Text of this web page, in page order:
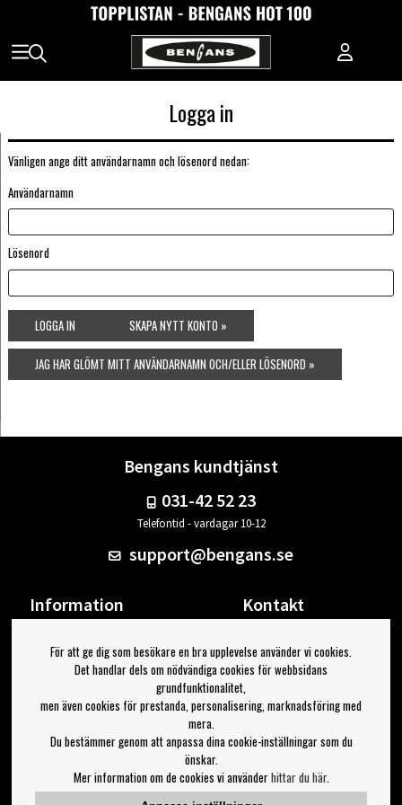
Logga in
Vänligen ange ditt användarnamn och lösenord nedan:
Användarnamn
Lösenord
LOGGA IN SKAPA NYTT KONTO »
JAG HAR GLÖMT MITT ANVÄNDARNAMN OCH/ELLER LÖSENORD »
Bengans kundtjänst
031-42 52 23
Telefontid - vardagar 10-12
support@bengans.se
Information
Om Bengans
FAQ / Köp- & Leveransvillkor
Kontakt
Din sida
Logga ut
Jag vill ha tips från Bengans
Inställningar för nyhetsbrev
För att ge dig som besökare en bra upplevelse använder vi cookies.
Det handlar dels om nödvändiga cookies för webbsidans
grundfunktionalitet,
men även cookies för prestanda, personalisering, marknadsföring med
mera.
Du bestämmer genom att anpassa dina cookie-inställningar som du
önskar.
Mer information om de cookies vi använderhittar du här.